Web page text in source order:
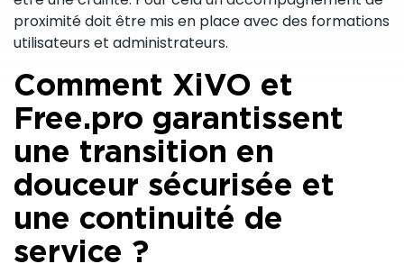
proximité doit être mis en place avec des formations
utilisateurs et administrateurs.
Comment XiVO et
Free.pro garantissent
une transition en
douceur sécurisée et
une continuité de
service ?